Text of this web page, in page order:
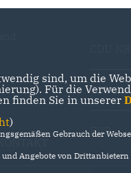
KONTAKT
CDU
EVP
sind, um die
Für die
finden Sie in unserer
)
Gebrauch der
Angebote von Drittanbietern